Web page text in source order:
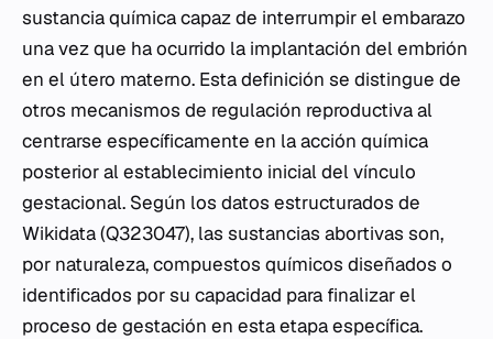
sustancia química capaz de interrumpir el embarazo
una vez que ha ocurrido la implantación del embrión
en el útero materno. Esta definición se distingue de
otros mecanismos de regulación reproductiva al
centrarse específicamente en la acción química
posterior al establecimiento inicial del vínculo
gestacional. Según los datos estructurados de
Wikidata (Q323047), las sustancias abortivas son,
por naturaleza, compuestos químicos diseñados o
identificados por su capacidad para finalizar el
proceso de gestación en esta etapa específica.